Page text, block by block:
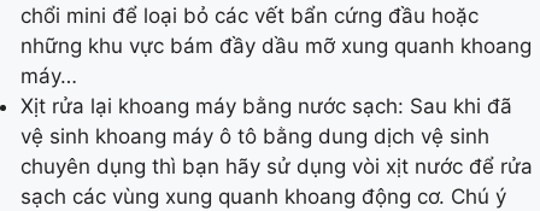
chổi mini để loại bỏ các vết bẩn cứng đầu hoặc
những khu vực bám đầy dầu mỡ xung quanh khoang
máy…
Xịt rửa lại khoang máy bằng nước sạch: Sau khi đã
vệ sinh khoang máy ô tô bằng dung dịch vệ sinh
chuyên dụng thì bạn hãy sử dụng vòi xịt nước để rửa
sạch các vùng xung quanh khoang động cơ. Chú ý